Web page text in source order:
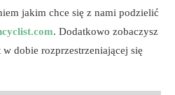
jakim chce się z nami podzielić
. Dodatkowo zobaczysz
dobie rozprzestrzeniającej się